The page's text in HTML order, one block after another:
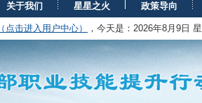
关于我们 星星之火 政策导向
点击进入用户中心） ，今天是： 2026年8月